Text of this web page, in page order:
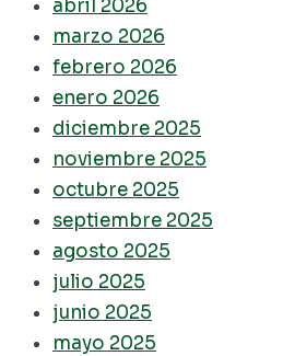
abril 2026
marzo 2026
febrero 2026
enero 2026
diciembre 2025
noviembre 2025
octubre 2025
septiembre 2025
agosto 2025
julio 2025
junio 2025
mayo 2025